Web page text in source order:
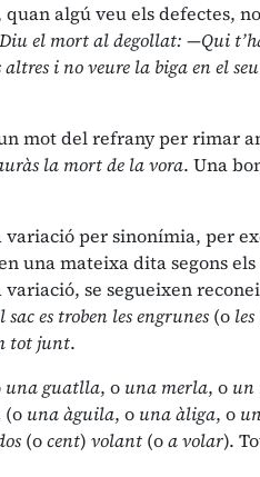
algú veu els defectes,
Diu el mort al degollat: —Qui
i no veure la biga en el seu
mot del refrany per rimar
la mort de la vora. Una
per sinonímia, per
una mateixa dita segons
se segueixen
sac es troben les engrunes (o
tot junt.
una guatlla, o una merla, o un
(o una àguila, o una àliga, o
(ocent) volant (oa volar).